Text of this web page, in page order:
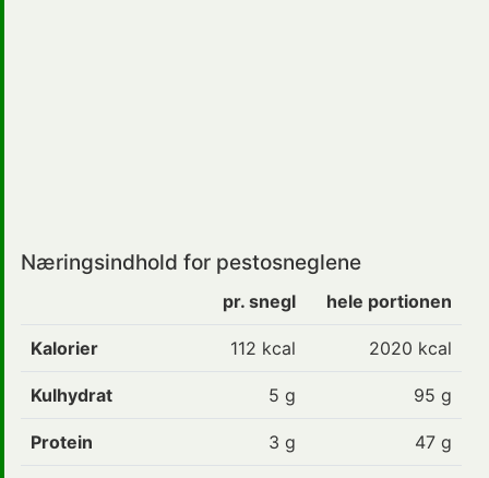
Næringsindhold for pestosneglene
pr. snegl hele portionen
Kalorier 112 kcal 2020 kcal
Kulhydrat 5 g 95 g
Protein 3 g 47 g